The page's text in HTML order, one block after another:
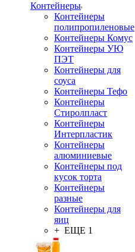
Контейнеры
Контейнеры
полипропиленовые
Контейнеры Комус
Контейнеры УЮ
ПЭТ
Контейнеры для
соуса
Контейнеры Тефо
Контейнеры
Стиролпласт
Контейнеры
Интерпластик
Контейнеры
алюминиевые
Контейнеры под
кусок торта
Контейнеры
разные
Контейнеры для
яиц
+ ЕЩЕ 1